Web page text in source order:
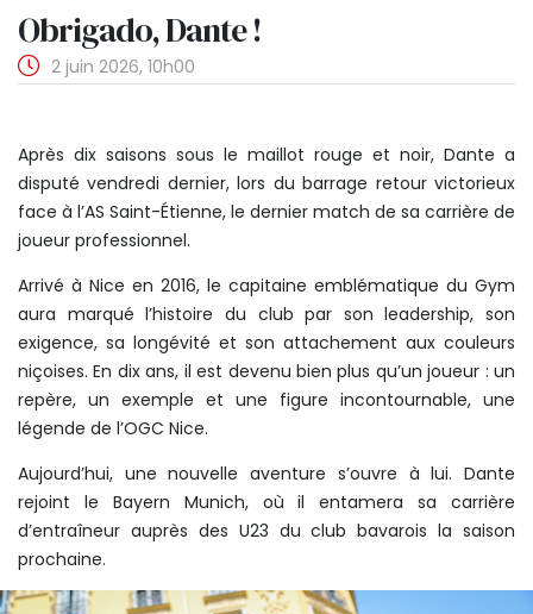
Obrigado, Dante !
2 juin 2026, 10h00
Après dix saisons sous le maillot rouge et noir, Dante a
disputé vendredi dernier, lors du barrage retour victorieux
face à l’AS Saint-Étienne, le dernier match de sa carrière de
joueur professionnel.
Arrivé à Nice en 2016, le capitaine emblématique du Gym
aura marqué l’histoire du club par son leadership, son
exigence, sa longévité et son attachement aux couleurs
niçoises. En dix ans, il est devenu bien plus qu’un joueur : un
repère, un exemple et une figure incontournable, une
légende de l’OGC Nice.
Aujourd’hui, une nouvelle aventure s’ouvre à lui. Dante
rejoint le Bayern Munich, où il entamera sa carrière
d’entraîneur auprès des U23 du club bavarois la saison
prochaine.